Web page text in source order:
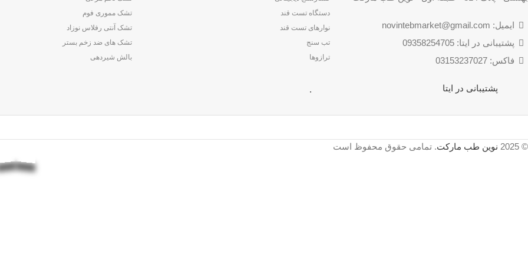
ایمیل: novintebmarket@gmail.com
پشتیبانی در ایتا: 09358254705
فاکس: 03153237027
پشتیبانی در ایتا
دستگاه تست قند
نوارهای تست قند
تب سنج
ترازوها
.
تشک مموری فوم
تشک آنتی رفلاس نوزاد
تشک های ضد زخم بستر
بالش شیردهی
© 2025 نوین طب مارکت. تمامی حقوق محفوظ است